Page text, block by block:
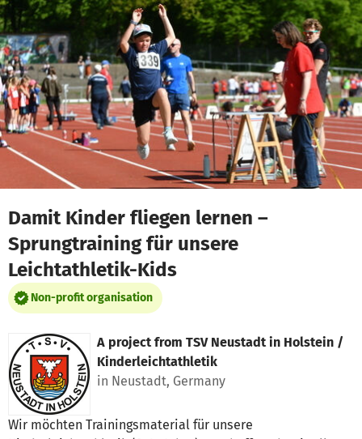
Skip to main content
Show accessibility statement
Damit Kinder fliegen lernen –
Sprungtraining für unsere
Leichtathletik-Kids
Non-profit organisation
A project from TSV Neustadt in Holstein /
Kinderleichtathletik
in Neustadt, Germany
Wir möchten Trainingsmaterial für unsere